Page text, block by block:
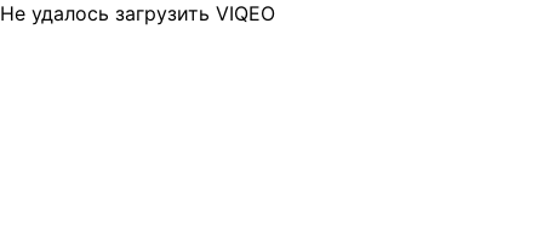
Не удалось загрузить VIQEO